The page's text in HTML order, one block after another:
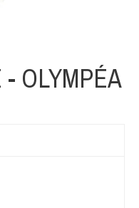
OLYMPÉA